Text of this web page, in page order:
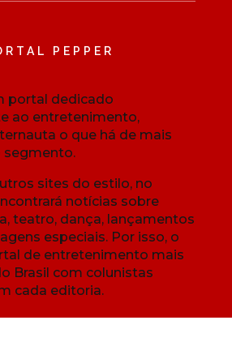
PEPPER
portal dedicado
ao entretenimento,
o que há de mais
sites do estilo, no
notícias sobre
teatro, dança, lançamentos
especiais. Por isso, o
de entretenimento mais
Brasil com colunistas
cada editoria.